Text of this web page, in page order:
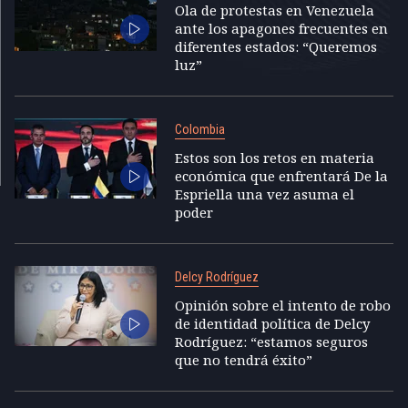
Ola de protestas en Venezuela
ante los apagones frecuentes en
diferentes estados: “Queremos
luz”
Colombia
Estos son los retos en materia
económica que enfrentará De la
Espriella una vez asuma el
poder
Delcy Rodríguez
Opinión sobre el intento de robo
de identidad política de Delcy
Rodríguez: “estamos seguros
que no tendrá éxito”